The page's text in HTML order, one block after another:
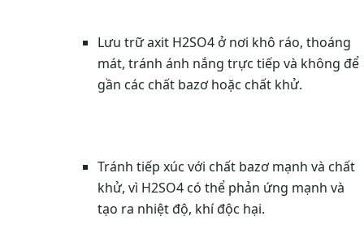
Lưu trữ axit H2SO4 ở nơi khô ráo, thoáng
mát, tránh ánh nắng trực tiếp và không để
gần các chất bazơ hoặc chất khử.
Tránh tiếp xúc với chất bazơ mạnh và chất
khử, vì H2SO4 có thể phản ứng mạnh và
tạo ra nhiệt độ, khí độc hại.